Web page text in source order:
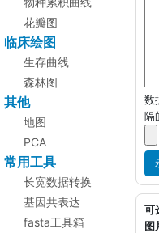
花瓣图
临床绘图
生存曲线
森林图
其他
地图
PCA
常用工具
长宽数据转换
基因共表达
fasta工具箱
数
隔
可
图